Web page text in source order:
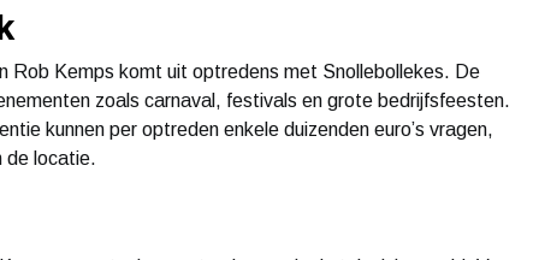
Rob Kemps komt uit optredens met Snollebollekes. De
zoals carnaval, festivals en grote bedrijfsfeesten.
kunnen per optreden enkele duizenden euro’s vragen,
de locatie.